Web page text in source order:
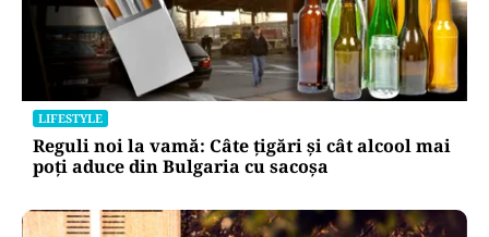
LIFESTYLE
Reguli noi la vamă: Câte țigări și cât alcool mai
poți aduce din Bulgaria cu sacoșa